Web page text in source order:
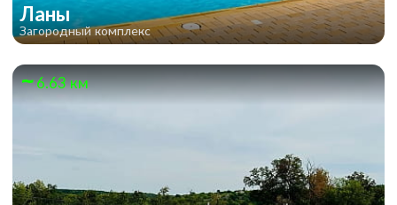
Ланы
Загородный комплекс
6.63 км